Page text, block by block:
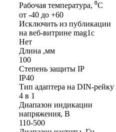
Рабочая температура, ⁰С
от -40 до +60
Исключить из публикации
на веб-витрине mag1c
Нет
Длина ,мм
100
Степень защиты IP
IP40
Тип адаптера на DIN-рейку
4 в 1
Диапазон индикации
напряжения, В
110-500